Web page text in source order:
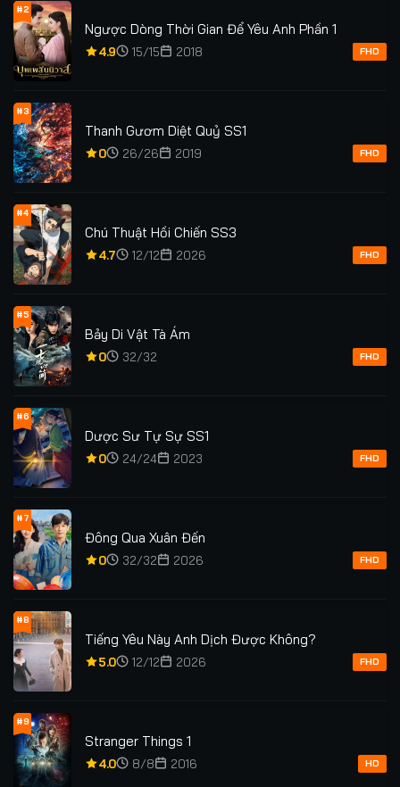
#2
Ngược Dòng Thời Gian Để Yêu Anh Phần 1
4.9 15/15 2018 FHD
#3
Thanh Gươm Diệt Quỷ SS1
0 26/26 2019 FHD
#4
Chú Thuật Hồi Chiến SS3
4.7 12/12 2026 FHD
#5
Bảy Di Vật Tà Ám
0 32/32 FHD
#6
Dược Sư Tự Sự SS1
0 24/24 2023 FHD
#7
Đông Qua Xuân Đến
0 32/32 2026 FHD
#8
Tiếng Yêu Này Anh Dịch Được Không?
5.0 12/12 2026 FHD
#9
Stranger Things 1
4.0 8/8 2016 HD